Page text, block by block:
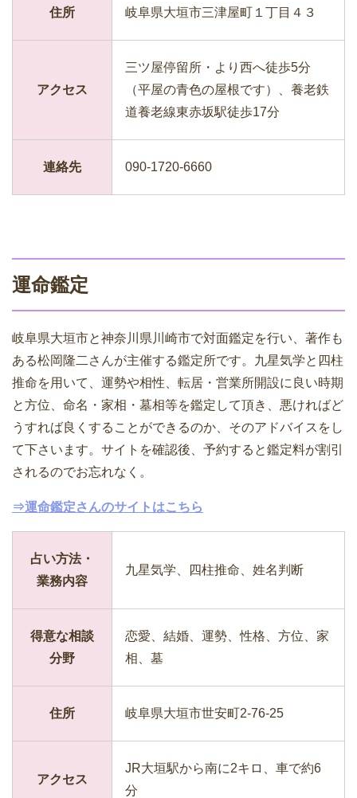
住所 岐阜県大垣市三津屋町１丁目４３
アクセス
三ツ屋停留所・より西へ徒歩5分
（平屋の青色の屋根です）、養老鉄
道養老線東赤坂駅徒歩17分
連絡先 090-1720-6660
運命鑑定
岐阜県大垣市と神奈川県川崎市で対面鑑定を行い、著作も
ある松岡隆二さんが主催する鑑定所です。九星気学と四柱
推命を用いて、運勢や相性、転居・営業所開設に良い時期
と方位、命名・家相・墓相等を鑑定して頂き、悪ければど
うすれば良くすることができるのか、そのアドバイスをし
て下さいます。サイトを確認後、予約すると鑑定料が割引
されるのでお忘れなく。
⇒運命鑑定さんのサイトはこちら
占い方法・
業務内容
九星気学、四柱推命、姓名判断
得意な相談
分野
恋愛、結婚、運勢、性格、方位、家
相、墓
住所 岐阜県大垣市世安町2-76-25
アクセス
JR大垣駅から南に2キロ、車で約6
分